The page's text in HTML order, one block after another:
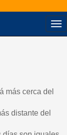
más cerca del
distante del